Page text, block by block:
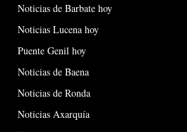
Noticias de Barbate hoy
Noticias Lucena hoy
Puente Genil hoy
Noticias de Baena
Noticias de Ronda
Noticias Axarquía